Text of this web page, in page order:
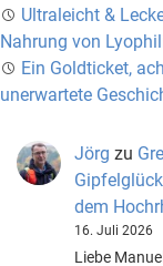
Ultraleicht &
Nahrung von
Ein Goldticket,
unerwartete
Jörg zu
dem
16. Juli 2026
Liebe